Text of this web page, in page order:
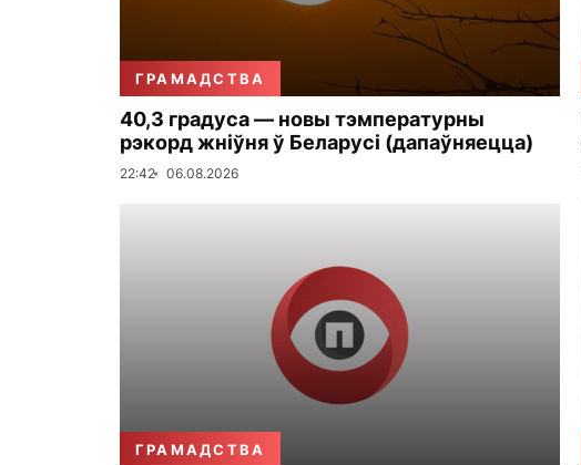
ГРАМАДСТВА
40,3 градуса — новы тэмпературны
рэкорд жніўня ў Беларусі (дапаўняецца)
22:42 06.08.2026
ГРАМАДСТВА